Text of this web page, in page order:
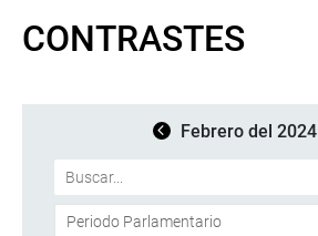
CONTRASTES
Febrero del 2024